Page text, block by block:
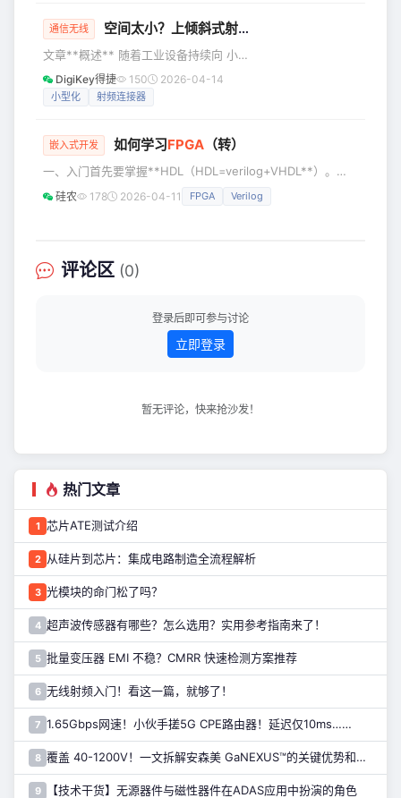
法有两种，一个是令RGB三个分量的数
值相等，输出后便可以得到灰度图像，
另一种是转化为YCbCr格式，将Y分量提
取出来，YCbCr格式中的Y分量表示的是
图像的亮度和浓度所以只输出Y分量，得
通信无线 空间太小？上倾斜式射频连接器！
文章**概述** 随着工业设备持续向 小型
化、高集成化 演进，设备内部可用空间
不断被压缩，PCB 上各类元件之间的间
接头对接，往往成为限制空间设计的关
**射频连接器的应用方式，但在某些结
构中，如 穿板安装 或 需要径向对接 的
DigiKey得捷 150 2026-04-14
小型化 射频连接器
嵌入式开发 如何学习FPGA （转）
一、入门首先要掌握**HDL（HDL=verilog+VHDL**）。
第一句话是：还没学数电的先学数电。然后你可以选择
verilog或者VHDL，有C语言基础的，建议选择VHDL。因为
维能转得过来，也可以选verilog，毕竟在国内verilog用得比
较多。
硅农 178 2026-04-11 FPGA Verilog
评论区 (0)
登录后即可参与讨论
立即登录
暂无评论，快来抢沙发！
热门文章
1 芯片ATE测试介绍
2 从硅片到芯片：集成电路制造全流程解析
3 光模块的命门松了吗？
4 超声波传感器有哪些？怎么选用？实用参考指南来了！
5 批量变压器 EMI 不稳？CMRR 快速检测方案推荐
6 无线射频入门！看这一篇，就够了！
7 1.65Gbps网速！小伙手搓5G CPE路由器！延迟仅10ms……
8 覆盖 40-1200V！一文拆解安森美 GaNEXUS™的关键优势和应用
9 【技术干货】无源器件与磁性器件在ADAS应用中扮演的角色